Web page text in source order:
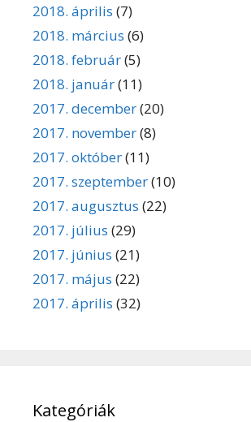
2018. április (7)
2018. március (6)
2018. február(5)
2018. január(11)
2017. december(20)
2017. november(8)
2017. október(11)
2017. szeptember(10)
2017. augusztus (22)
2017. július (29)
2017. június (21)
2017. május (22)
2017. április (32)
Kategóriák